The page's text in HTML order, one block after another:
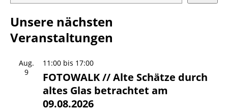
Unsere nächsten
Veranstaltungen
Aug.
9
11:00 bis 17:00
FOTOWALK // Alte Schätze durch
altes Glas betrachtet am
09.08.2026